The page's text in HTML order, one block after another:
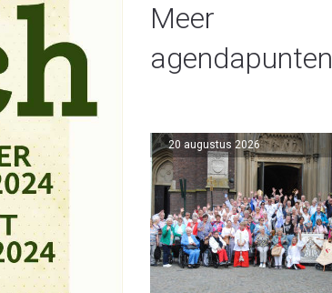
Meer
agendapunten
20 augustus 2026